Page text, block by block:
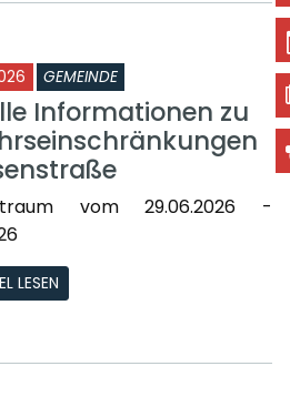
GEMEINDE
Informationen zu
vom 29.06.2026 -
LESEN